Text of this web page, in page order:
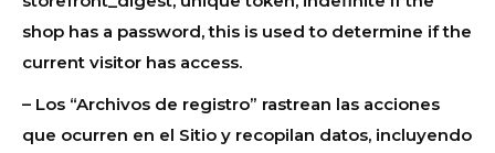
shop has a password, this is used to determine if the
current visitor has access.
– Los “Archivos de registro” rastrean las acciones
que ocurren en el Sitio y recopilan datos, incluyendo